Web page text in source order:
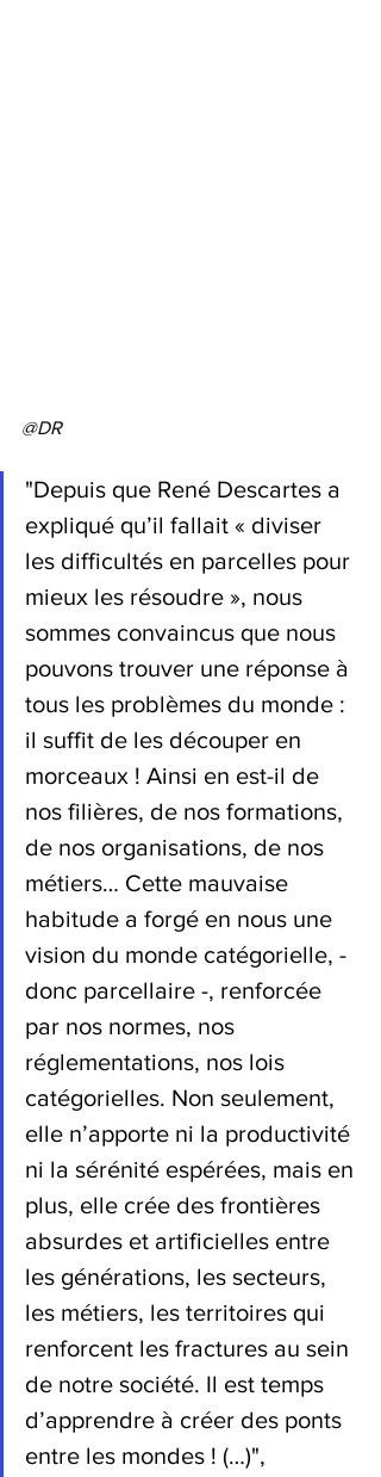
@DR
"Depuis que René Descartes a
expliqué qu’il fallait « diviser
les difficultés en parcelles pour
mieux les résoudre », nous
sommes convaincus que nous
pouvons trouver une réponse à
tous les problèmes du monde :
il suffit de les découper en
morceaux ! Ainsi en est-il de
nos filières, de nos formations,
de nos organisations, de nos
métiers… Cette mauvaise
habitude a forgé en nous une
vision du monde catégorielle, -
donc parcellaire -, renforcée
par nos normes, nos
réglementations, nos lois
catégorielles. Non seulement,
elle n’apporte ni la productivité
ni la sérénité espérées, mais en
plus, elle crée des frontières
absurdes et artificielles entre
les générations, les secteurs,
les métiers, les territoires qui
renforcent les fractures au sein
de notre société. Il est temps
d’apprendre à créer des ponts
entre les mondes ! (…)",